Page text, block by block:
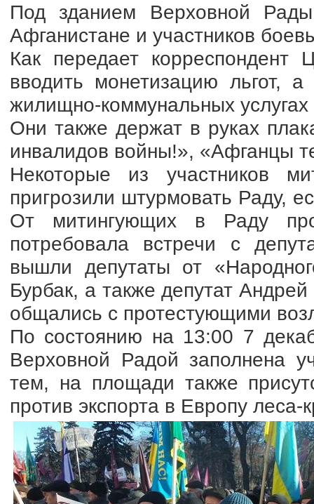
Под зданием Верховной
Афганистане и участников
Как передает
вводить монетизацию льгот,
жилищно-коммунальных
Они также держат в руках
инвалидов войны!», «Афганцы
Некоторые из участников
пригрозили штурмовать Раду,
От митингующих в Раду
потребовала встречи с
вышли депутаты от
Бурбак, а также депутат
общались с протестующими
По состоянию на 13:00 7
Верховной Радой заполнена
тем, на площади также
против экспорта в Европу леса-